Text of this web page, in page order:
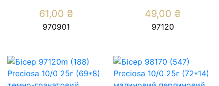
61,00 ₴
970901
49,00 ₴
97120